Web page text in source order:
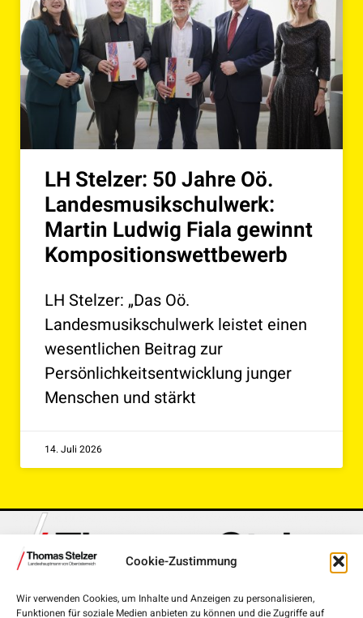
Cookie-Zustimmung
Wir verwenden Cookies, um Inhalte und Anzeigen zu personalisieren,
Funktionen für soziale Medien anbieten zu können und die Zugriffe auf
LH Stelzer: 50 Jahre Oö.
Landesmusikschulwerk:
Martin Ludwig Fiala gewinnt
Kompositionswettbewerb
LH Stelzer: „Das Oö.
Landesmusikschulwerk leistet einen
wesentlichen Beitrag zur
Persönlichkeitsentwicklung junger
Menschen und stärkt
14. Juli 2026